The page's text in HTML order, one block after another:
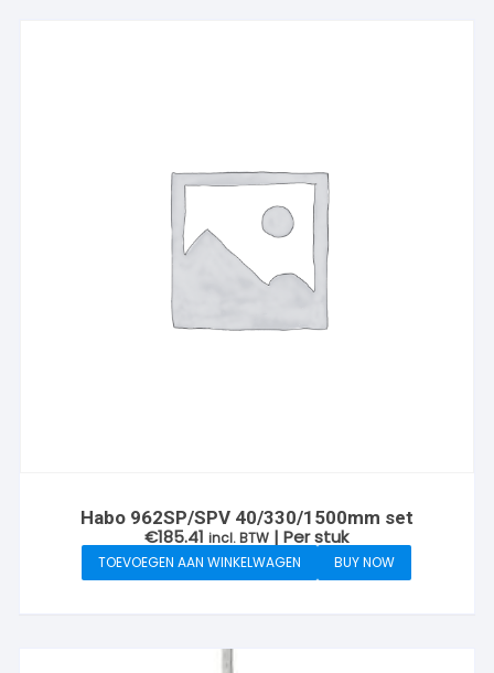
Habo 962SP/SPV 40/330/1500mm set
€185.41 incl. BTW | Per stuk
TOEVOEGEN AAN WINKELWAGEN BUY NOW